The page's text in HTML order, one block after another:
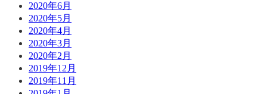
2020年6月
2020年5月
2020年4月
2020年3月
2020年2月
2019年12月
2019年11月